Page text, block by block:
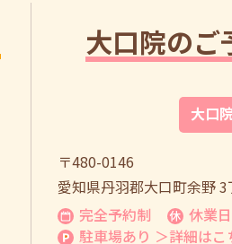
大口院のご
大口
〒480-0146
愛知県丹羽郡大口町余野
完全予約制
休業
駐車場あり ＞詳細はこ